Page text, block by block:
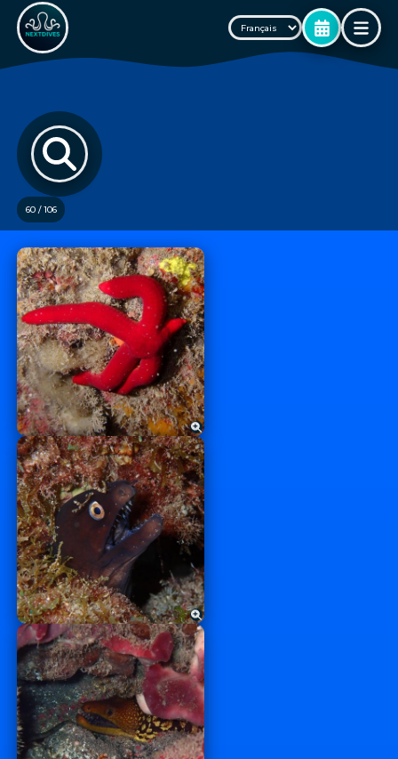
60 / 106